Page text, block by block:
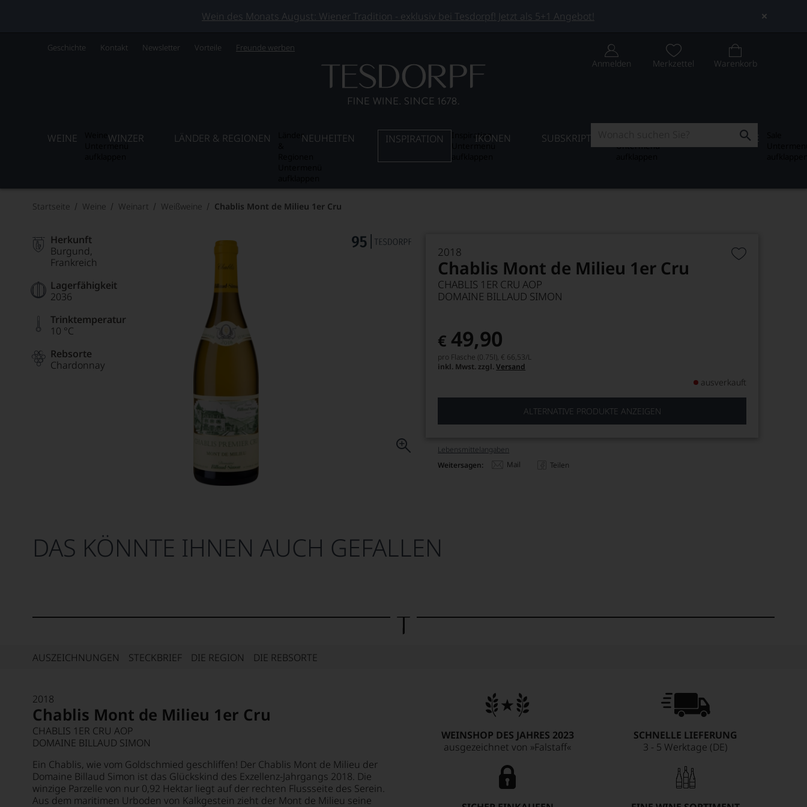
Wein des Monats August: Wiener Tradition - exklusiv bei Tesdorpf! Jetzt als 5+1 Angebot!
Geschichte Kontakt Newsletter Vorteile Freunde werben
Anmelden Merkzettel Warenkorb
WEINE WINZER LÄNDER & REGIONEN
LänderNEUHEITEN INSPIRATION
InspirationIKONEN SUBSKRIPTION
Untermenü
SALE
Startseite Weine Weinart Weißweine Chablis Mont de Milieu 1er Cru
Herkunft
Burgund
Frankreich
Lagerfähigkeit
2036
Trinktemperatur
10 °C
Rebsorte
Chardonnay
2018
Chablis Mont de Milieu 1er Cru
CHABLIS 1ER CRU AOP
DOMAINE BILLAUD SIMON
€ 49,90
pro Flasche (0.75l), € 66,53/L
inkl. Mwst. zzgl.Versand
ausverkauft
ALTERNATIVE PRODUKTE ANZEIGEN
Lebensmittel­angaben
Weitersagen:
Mail Teilen
DAS KÖNNTE IHNEN AUCH GEFALLEN
AUSZEICHNUNGEN STECKBRIEF DIE REGION DIE REBSORTE
2018
Chablis Mont de Milieu 1er Cru
CHABLIS 1ER CRU AOP
DOMAINE BILLAUD SIMON
Ein Chablis, wie vom Goldschmied geschliffen! Der Chablis Mont de Milieu der
Domaine Billaud Simon ist das Glückskind des Exzellenz-Jahrgangs 2018. Die
winzige Parzelle von nur 0,92 Hektar liegt auf der rechten Flussseite des Serein.
Aus dem maritimen Urboden von Kalkgestein zieht der Mont de Milieu seine
WEINSHOP DES JAHRES 2023
ausgezeichnet von »Falstaff«
SCHNELLE LIEFERUNG
3 - 5 Werktage (DE)